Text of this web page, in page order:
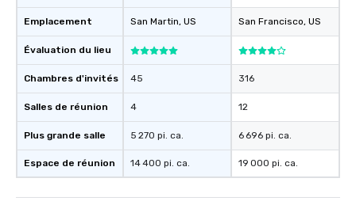
Emplacement
Évaluation du lieu
Chambres d'invités
Salles de réunion
Plus grande salle
Espace de réunion
San Martin, US
45
4
5 270 pi. ca.
14 400 pi. ca.
San Francisco, US
316
12
6 696 pi. ca.
19 000 pi. ca.